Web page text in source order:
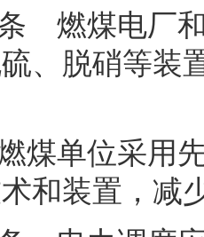
燃煤电厂
、脱硝等装
煤单位采用
和装置，减